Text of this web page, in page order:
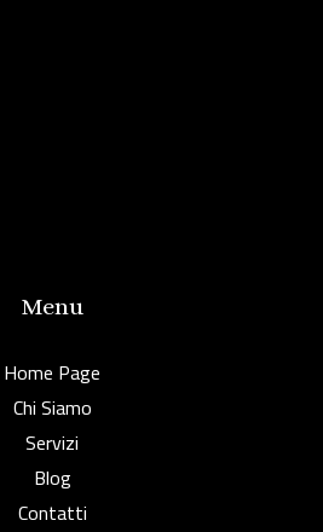
Menu
Home Page
Chi Siamo
Servizi
Blog
Contatti